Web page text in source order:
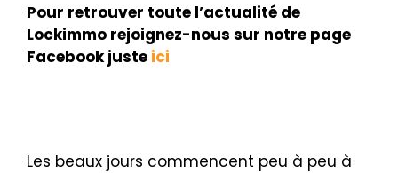
Pour retrouver toute l’actualité de
Lockimmo rejoignez-nous sur notre page
Facebook juste ici
Les beaux jours commencent peu à peu à